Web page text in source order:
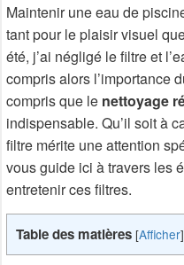
Maintenir une eau de
tant pour le plaisir visuel
été, j’ai négligé le filtre et
compris alors l’importance
compris que le nettoyage
indispensable. Qu’il soit à
filtre mérite une attention
vous guide ici à travers les
entretenir ces filtres.
Table des matières [Afficher]